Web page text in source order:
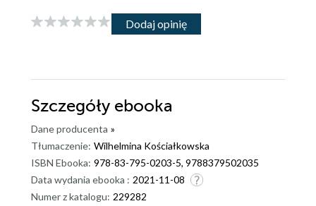
Dodaj opinię
Szczegóły ebooka
Dane producenta »
Tłumaczenie: Wilhelmina Kościałkowska
ISBN Ebooka: 978-83-795-0203-5, 9788379502035
Data wydania ebooka : 2021-11-08
Numer z katalogu: 229282